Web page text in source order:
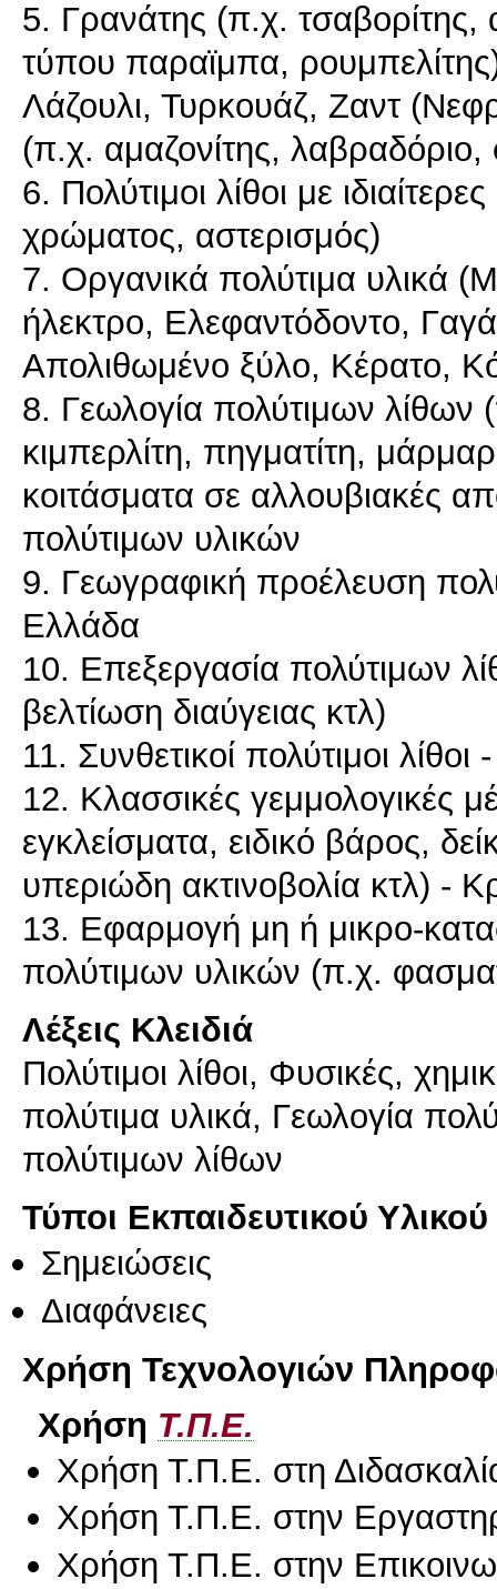
5. Γρανάτης (π.χ. τσαβορίτης,
τύπου παραϊμπα,
Λάζουλι, Τυρκουάζ, Ζαντ
(π.χ. αμαζονίτης,
6. Πολύτιμοι λίθοι με
χρώματος, αστερισμός)
7. Οργανικά πολύτιμα υλικά
ήλεκτρο, Ελεφαντόδοντο,
Απολιθωμένο ξύλο, Κέρατο,
8. Γεωλογία πολύτιμων
κιμπερλίτη, πηγματίτη,
κοιτάσματα σε αλλουβιακές
πολύτιμων υλικών
9. Γεωγραφική προέλευση
Ελλάδα
10. Επεξεργασία πολύτιμων
βελτίωση διαύγειας κτλ)
11. Συνθετικοί πολύτιμοι
12. Κλασσικές γεμμολογικές
εγκλείσματα, ειδικό βάρος,
υπεριώδη ακτινοβολία κτλ) -
13. Εφαρμογή μη ή μικρο-
Λέξεις Κλειδιά
Πολύτιμοι λίθοι, Φυσικές,
πολύτιμα υλικά, Γεωλογία
πολύτιμων λίθων
Τύποι Εκπαιδευτικού Υλικού
Σημειώσεις
Διαφάνειες
Χρήση Τεχνολογιών
Χρήση Τ.Π.Ε.
Χρήση Τ.Π.Ε. στη
Χρήση Τ.Π.Ε. στην
Χρήση Τ.Π.Ε. στην